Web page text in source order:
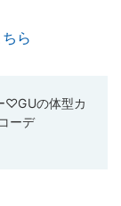
ら
♡GUの体型カ
ーデ